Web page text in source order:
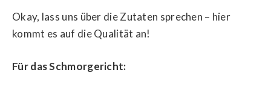
Okay, lass uns über die Zutaten sprechen – hier
kommt es auf die Qualität an!
Für das Schmorgericht: